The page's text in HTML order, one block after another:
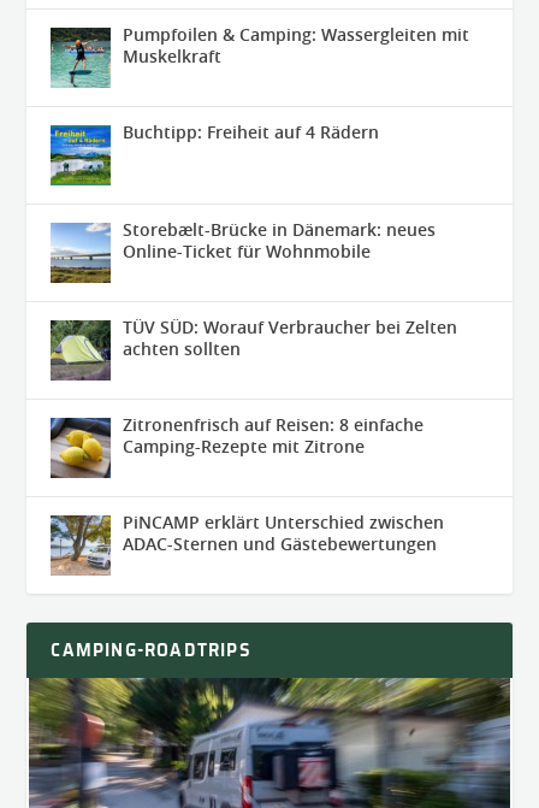
Pumpfoilen & Camping: Wassergleiten mit
Muskelkraft
Buchtipp: Freiheit auf 4 Rädern
Storebælt-Brücke in Dänemark: neues
Online-Ticket für Wohnmobile
TÜV SÜD: Worauf Verbraucher bei Zelten
achten sollten
Zitronenfrisch auf Reisen: 8 einfache
Camping-Rezepte mit Zitrone
PiNCAMP erklärt Unterschied zwischen
ADAC-Sternen und Gästebewertungen
CAMPING-ROADTRIPS